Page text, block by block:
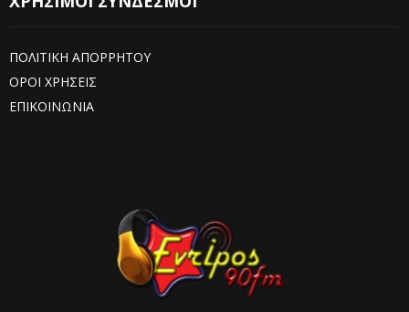
ΠΟΛΙΤΙΚΗ ΑΠΟΡΡΗΤΟΥ
ΟΡΟΙ ΧΡΗΣΕΙΣ
ΕΠΙΚΟΙΝΩΝΙΑ